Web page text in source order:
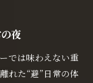
夜
では味わえない重
れた“避”日常の体